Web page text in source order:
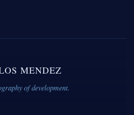
MENDEZ
of development.